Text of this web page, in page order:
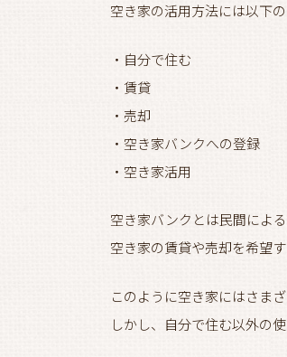
空き家の活用方法には以下
・自分で住む
・賃貸
・売却
・空き家バンクへの登録
・空き家活用
空き家バンクとは民間によ
空き家の賃貸や売却を希望
このように空き家にはさま
しかし、自分で住む以外の